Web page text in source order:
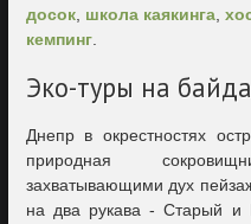
досок, школа каякинга,
кемпинг.
Эко-туры на
Днепр в окрестностях
природная
захватывающими дух
на два рукава - Старый и